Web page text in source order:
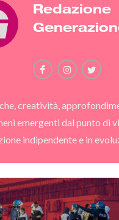
Redazione
creatività,
emergenti dal punto di
indipendente e in